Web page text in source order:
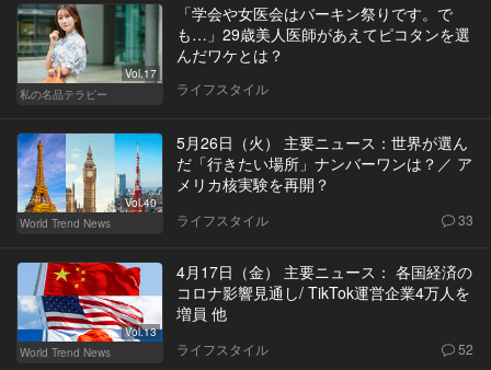
Vol.17
私の名品テラピー
「学会や女医会はバーキン祭りです。で
も…」29歳美人医師があえてピコタンを選
んだワケとは？
ライフスタイル
Vol.40
World Trend News
5月26日（火） 主要ニュース：世界が選ん
だ「行きたい場所」ナンバーワンは？／ ア
メリカ核実験を再開？
ライフスタイル 33
Vol.13
World Trend News
4月17日（金） 主要ニュース： 各国経済の
コロナ影響見通し/ TikTok運営企業4万人を
増員 他
ライフスタイル 52